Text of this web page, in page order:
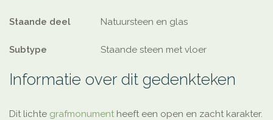
Staande deel Natuursteen en glas
Subtype Staande steen met vloer
Informatie over dit gedenkteken
Dit lichte grafmonument heeft een open en zacht karakter.